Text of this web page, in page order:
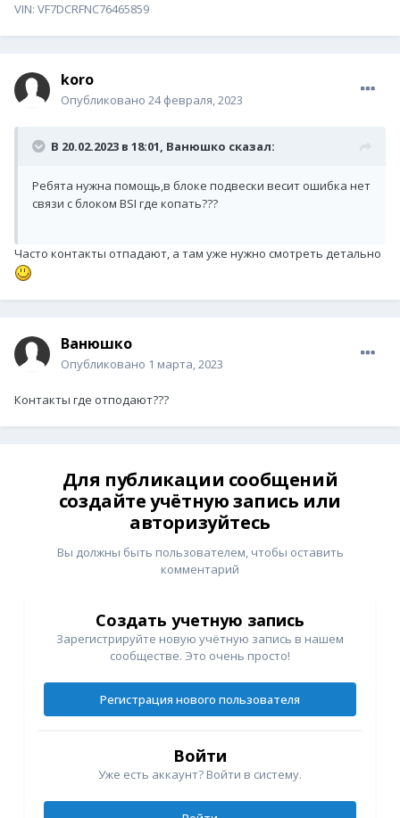
VIN: VF7DCRFNC76465859
koro
Опубликовано 24 февраля, 2023
В 20.02.2023 в 18:01, Ванюшко сказал:
Ребята нужна помощь,в блоке подвески весит ошибка нет
связи с блоком BSI где копать???
Часто контакты отпадают, а там уже нужно смотреть детально
Ванюшко
Опубликовано 1 марта, 2023
Контакты где отподают???
Для публикации сообщений
создайте учётную запись или
авторизуйтесь
Вы должны быть пользователем, чтобы оставить
комментарий
Создать учетную запись
Зарегистрируйте новую учётную запись в нашем
сообществе. Это очень просто!
Регистрация нового пользователя
Войти
Уже есть аккаунт? Войти в систему.